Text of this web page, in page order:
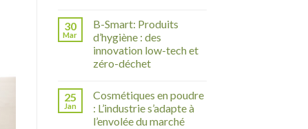
30
Mar
B-Smart: Produits
d’hygiène : des
innovation low-tech et
zéro-déchet
25
Jan
Cosmétiques en poudre
: L’industrie s’adapte à
l’envolée du marché